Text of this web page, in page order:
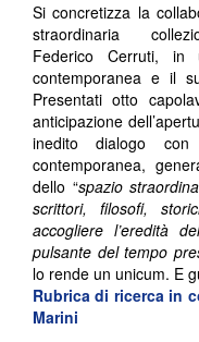
Si concretizza la
straordinaria
Federico Cerruti,
contemporanea e il
Presentati otto
anticipazione
inedito dialogo
contemporanea,
dello “spazio
scrittori, filosofi,
accogliere l’eredità
pulsante del tempo
lo rende un unicum. E
Rubrica di ricerca in
Marini